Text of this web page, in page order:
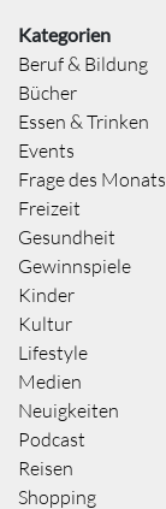
Kategorien
Beruf & Bildung
Bücher
Essen & Trinken
Events
Frage des Monats
Freizeit
Gesundheit
Gewinnspiele
Kinder
Kultur
Lifestyle
Medien
Neuigkeiten
Podcast
Reisen
Shopping